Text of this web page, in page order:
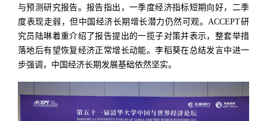
与预测研究报告。报告指出，一季度经济指标短期向好，二季
度表现走弱，但中国经济长期增长潜力仍然可观。ACCEPT研
究员陆琳着重介绍了报告提出的一揽子对策并表示，整套举措
落地后有望恢复经济正常增长动能。李稻葵在总结发言中进一
步强调，中国经济长期发展基础依然坚实。